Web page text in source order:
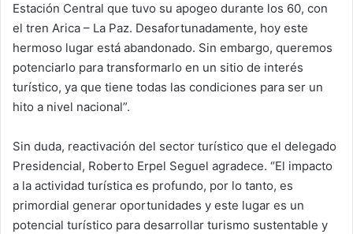
Estación Central que tuvo su apogeo durante los 60, con
el tren Arica – La Paz. Desafortunadamente, hoy este
hermoso lugar está abandonado. Sin embargo, queremos
potenciarlo para transformarlo en un sitio de interés
turístico, ya que tiene todas las condiciones para ser un
hito a nivel nacional”.
Sin duda, reactivación del sector turístico que el delegado
Presidencial, Roberto Erpel Seguel agradece. “El impacto
a la actividad turística es profundo, por lo tanto, es
primordial generar oportunidades y este lugar es un
potencial turístico para desarrollar turismo sustentable y